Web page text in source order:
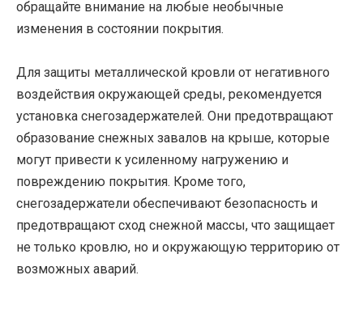
обращайте внимание на любые необычные
изменения в состоянии покрытия.
Для защиты металлической кровли от негативного
воздействия окружающей среды, рекомендуется
установка снегозадержателей. Они предотвращают
образование снежных завалов на крыше, которые
могут привести к усиленному нагружению и
повреждению покрытия. Кроме того,
снегозадержатели обеспечивают безопасность и
предотвращают сход снежной массы, что защищает
не только кровлю, но и окружающую территорию от
возможных аварий.